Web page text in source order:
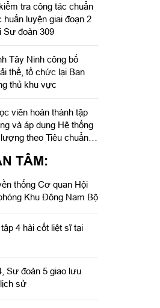
tra công tác chuẩn
luyện giai đoạn 2
Sư đoàn 309
Tây Ninh công bố
thể, tổ chức lại Ban
thủ khu vực
viên hoàn thành tập
và áp dụng Hệ thống
theo Tiêu chuẩn
TÂM:
thống Cơ quan Hội
Khu Đông Nam Bộ
4 hài cốt liệt sĩ tại
Sư đoàn 5 giao lưu
sử